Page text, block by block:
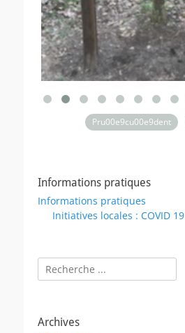
Pru00e9cu00e9dent
Informations pratiques
Informations pratiques
Initiatives locales : COVID 19
Rechercher :
Archives